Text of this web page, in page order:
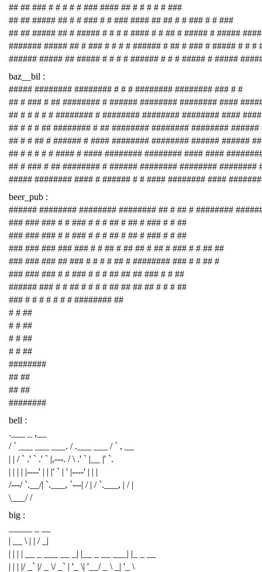
## ## ### # # # # # ### #### ## # # # # # ###
## ## ##### ## # # ### # # ### #### ## ## # # ### # # ###
## ## ##### ## # ##### # # # # #### # # ## # ##### # #####
####### ##### ## # ### # # # # ###### # ## # ### # ##### # # #
###### ##### ## ##### # # # # ###### # # # ##### # #####
baz__bil :
##### ######## ######## # # # ######## ######## ### # #
## # ### # ## ######## # ###### ######## ######## ####
## # # # # # ######## # ######## ######## ######## ####
## # # # ## ######## # ## ######## ######## ######## ######
## # # ## # ###### # #### ######## ######## ###### ######
## # # # # # #### # #### ######## ######## #### ####
## # ### # ## ######## # ###### ######## ######## ########
##### ######## #### # ###### # # #### ######## ####
beer_pub :
###### ######## ######## ######## ## # ## # ########
### ### ### # # ### # # # ## # ## # ### # # ##
### ### ### # # ### # # # ## # ## # ### # # ##
### ### ### ### ### # # ## # ## ## # ## # ### # # ## ##
### ### ### ## ### # # # # ## # ######## ### # # ## #
### ### ### # # ### # # # ## ## ## ### # # ##
###### ### # # ## # # # # ## ## ## ## # # # ##
### # # # # # # # ######## ##
# # ##
# # ##
# # ##
# # ##
########
## ##
## ##
########
bell :
.___ _ ,__
/ ` ___ ___ ___. / .___ ___ / ` , __
| | / ` .' ` .' ` |,---. / \ .' ` |__ |' `.
| | | | |----' | | |' ` | ' |----' | | |
/---/ `.__/| `.___, `---| / | / `.___, | / |
\___/ /
big :
| __ \ | | / _|
| | | | __ _ ___ __ _| |__ _ __ ___| |_ _ __
| | | |/ _` |/ _ \/ _` | '_ \| '__/ _ \ _| '_ \